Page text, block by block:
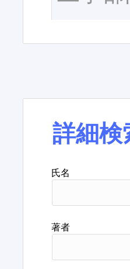
詳細検
氏名
著者